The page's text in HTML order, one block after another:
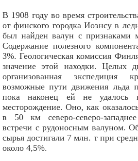
В 1908 году во время
от финского городка Иоэнсу в
был найден валун с признаками
Содержание полезного
3%. Геологическая комиссия
значение этой находки. Целых
организованная экспедиция
возможные пути движения льда
пока наконец ей не удалось
месторождение. Оно, как
в 50 км северо-северо-
встречи с рудоносным валуном.
сырья достигали 7 млн. т при
около 4,5%.